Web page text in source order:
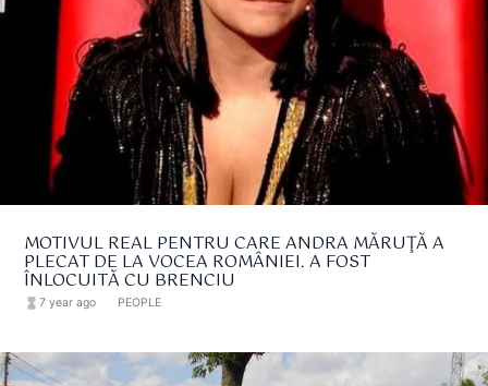
MOTIVUL REAL PENTRU CARE ANDRA MĂRUŢĂ A
PLECAT DE LA VOCEA ROMÂNIEI. A FOST
ÎNLOCUITĂ CU BRENCIU
hourglass_full7 year ago PEOPLE